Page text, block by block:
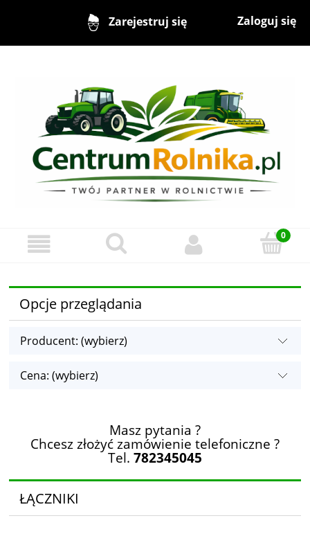
Zarejestruj się Zaloguj się
Opcje przeglądania
Producent: (wybierz)
Cena: (wybierz)
Masz pytania ?
Chcesz złożyć zamówienie telefoniczne ?
Tel. 782345045
ŁĄCZNIKI